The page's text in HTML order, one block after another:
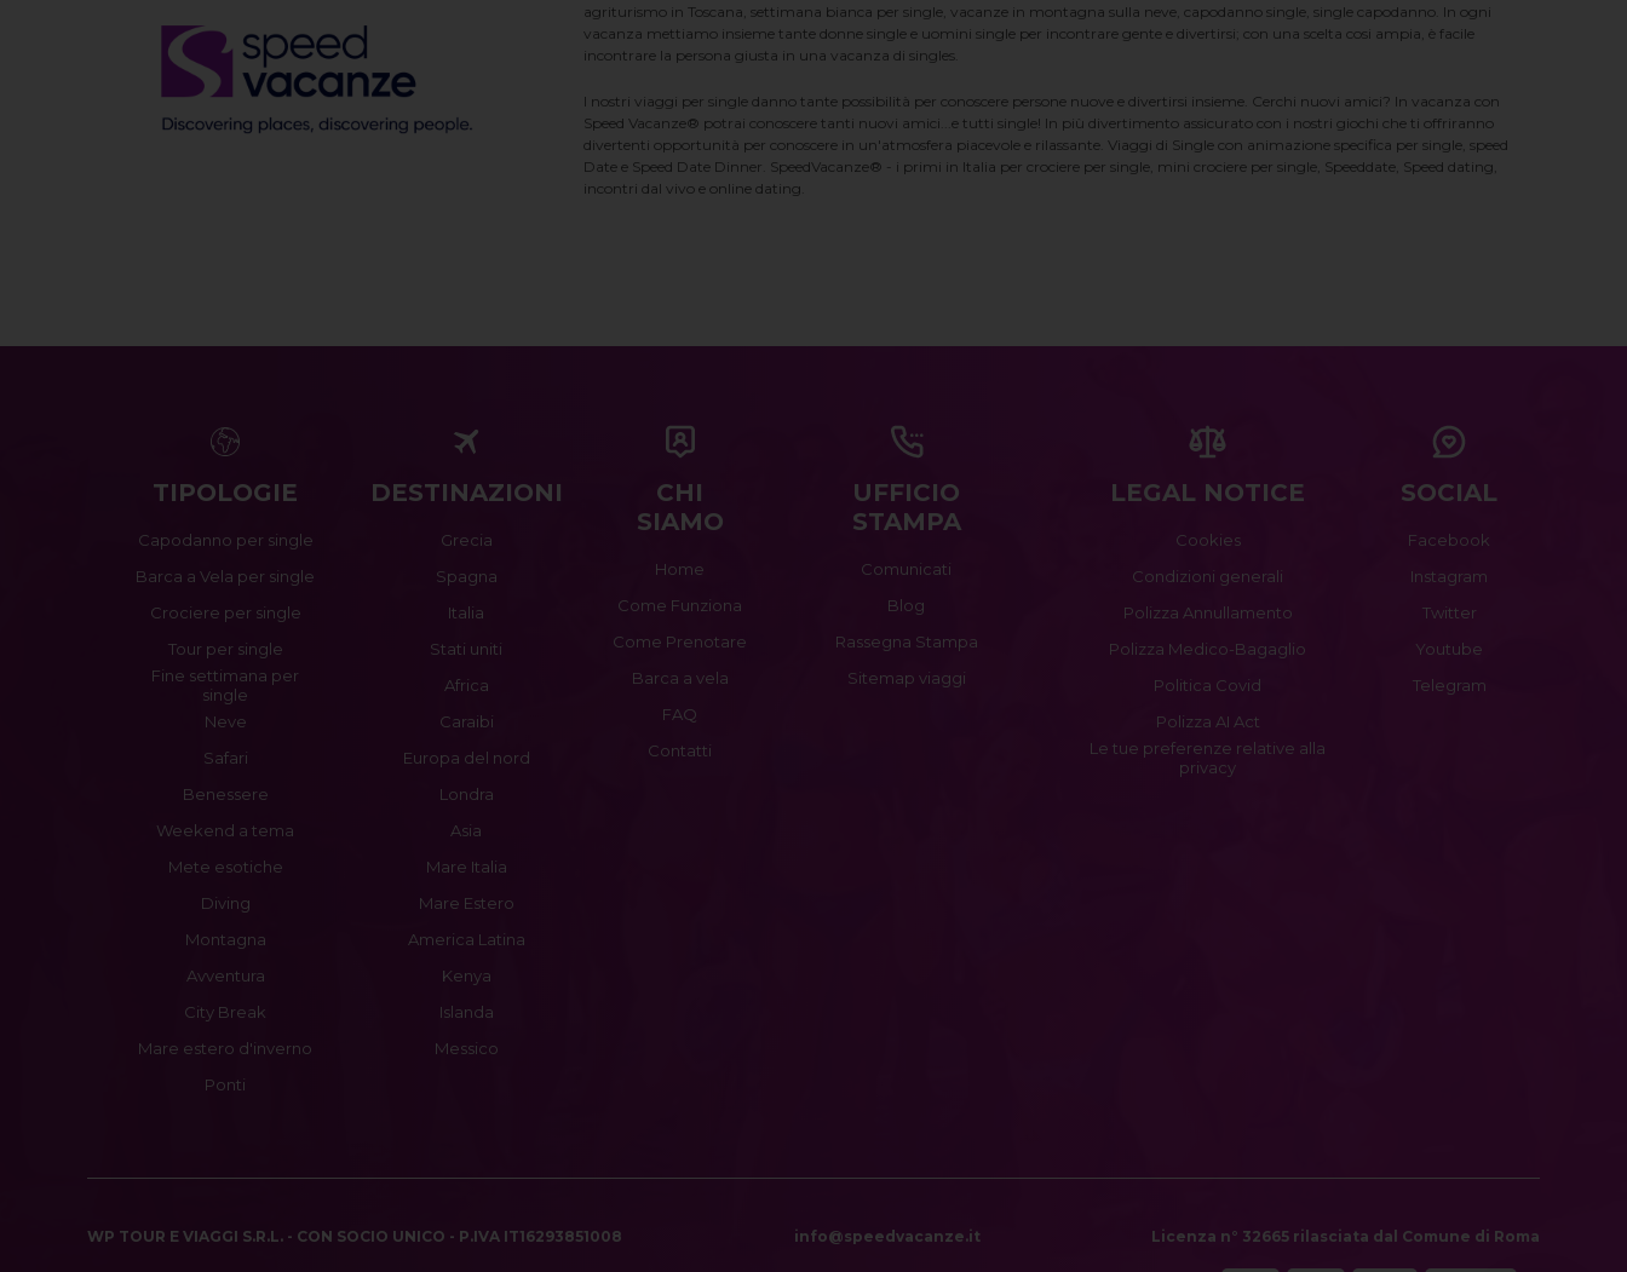
agriturismo in Toscana, settimana bianca per single, vacanze in montagna sulla neve, capodanno single, single capodanno. In ogni
vacanza mettiamo insieme tante donne single e uomini single per incontrare gente e divertirsi; con una scelta cosi ampia, è facile
incontrare la persona giusta in una vacanza di singles.
I nostri viaggi per single danno tante possibilità per conoscere persone nuove e divertirsi insieme. Cerchi nuovi amici? In vacanza con
Speed Vacanze® potrai conoscere tanti nuovi amici...e tutti single! In più divertimento assicurato con i nostri giochi che ti offriranno
divertenti opportunità per conoscere in un'atmosfera piacevole e rilassante. Viaggi di Single con animazione specifica per single, speed
Date e Speed Date Dinner. SpeedVacanze® - i primi in Italia per crociere per single, mini crociere per single, Speeddate, Speed dating,
incontri dal vivo e online dating.
TIPOLOGIE
Capodanno per single
Barca a Vela per single
Crociere per single
Tour per single
Fine settimana per
single
Neve
Safari
Benessere
Weekend a tema
Mete esotiche
Diving
Montagna
Avventura
City Break
Mare estero d'inverno
Ponti
DESTINAZIONI
Grecia
Spagna
Italia
Stati uniti
Africa
Caraibi
Europa del nord
Londra
Asia
Mare Italia
Mare Estero
America Latina
Kenya
Islanda
Messico
CHI
SIAMO
Home
Come Funziona
Come Prenotare
Barca a vela
FAQ
Contatti
UFFICIO
STAMPA
Comunicati
Blog
Rassegna Stampa
Sitemap viaggi
LEGAL NOTICE
Cookies
Condizioni generali
Polizza Annullamento
Polizza Medico-Bagaglio
Politica Covid
Polizza AI Act
Le tue preferenze relative alla
privacy
SOCIAL
Facebook
Instagram
Twitter
Youtube
Telegram
WP TOUR E VIAGGI S.R.L. - CON SOCIO UNICO - P.IVA IT16293851008 info@speedvacanze.it Licenza n° 32665 rilasciata dal Comune di Roma